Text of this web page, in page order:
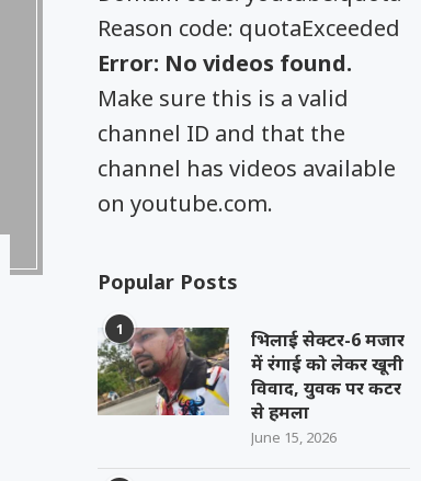
Reason code: quotaExceeded
Error: No videos found.
Make sure this is a valid
channel ID and that the
channel has videos available
on youtube.com.
Popular Posts
1
भिलाई सेक्टर-6 मजार
में रंगाई को लेकर खूनी
विवाद, युवक पर कटर
से हमला
June 15, 2026